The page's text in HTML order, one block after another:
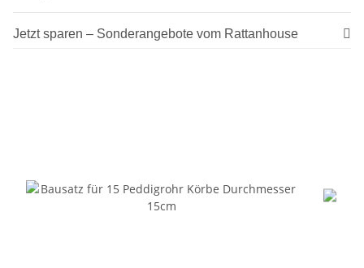
Jetzt sparen – Sonderangebote vom Rattanhouse